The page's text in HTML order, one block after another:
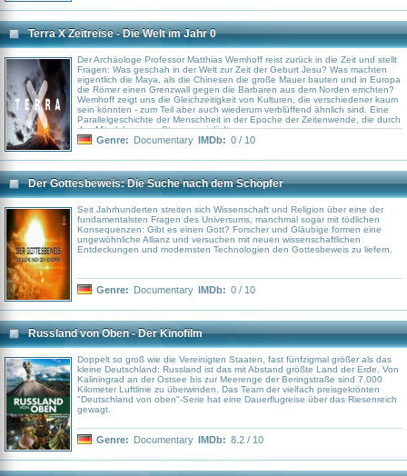
Terra X Zeitreise - Die Welt im Jahr 0
Der Archäologe Professor Matthias Wemhoff reist zurück in die Zeit und stellt
Fragen: Was geschah in der Welt zur Zeit der Geburt Jesu? Was machten
eigentlich die Maya, als die Chinesen die große Mauer bauten und in Europa
die Römer einen Grenzwall gegen die Barbaren aus dem Norden errichten?
Wemhoff zeigt uns die Gleichzeitigkeit von Kulturen, die verschiedener kaum
sein könnten - zum Teil aber auch wiederum verblüffend ähnlich sind. Eine
Parallelgeschichte der Menschheit in der Epoche der Zeitenwende, die durch
das Miterleben zum Staunen einlädt.
Genre: Documentary IMDb: 0 / 10
Der Gottesbeweis: Die Suche nach dem Schöpfer
Seit Jahrhunderten streiten sich Wissenschaft und Religion über eine der
fundamentalsten Fragen des Universums, manchmal sogar mit tödlichen
Konsequenzen: Gibt es einen Gott? Forscher und Gläubige formen eine
ungewöhnliche Allianz und versuchen mit neuen wissenschaftlichen
Entdeckungen und modernsten Technologien den Gottesbeweis zu liefern.
Genre: Documentary IMDb: 0 / 10
Russland von Oben - Der Kinofilm
Doppelt so groß wie die Vereinigten Staaten, fast fünfzigmal größer als das
kleine Deutschland: Russland ist das mit Abstand größte Land der Erde. Von
Kaliningrad an der Ostsee bis zur Meerenge der Beringstraße sind 7.000
Kilometer Luftlinie zu überwinden. Das Team der vielfach preisgekrönten
"Deutschland von oben"-Serie hat eine Dauerflugreise über das Riesenreich
gewagt.
Genre: Documentary IMDb: 8.2 / 10